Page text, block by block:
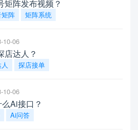
矩阵发布视频？
阵 矩阵系统
10-06
店达人？
探店接单
10-06
Ai接口？
Ai问答